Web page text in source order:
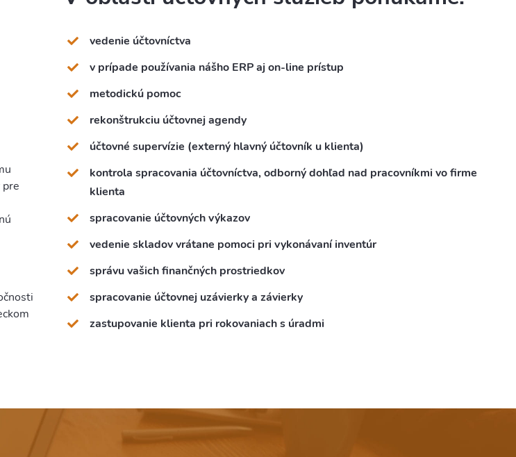
vedenie účtovníctva
v prípade používania nášho ERP aj on-line prístup
metodickú pomoc
rekonštrukciu účtovnej agendy
účtovné supervízie (externý hlavný účtovník u klienta)
kontrola spracovania účtovníctva, odborný dohľad nad pracovníkmi vo firme
klienta
spracovanie účtovných výkazov
vedenie skladov vrátane pomoci pri vykonávaní inventúr
správu vašich finančných prostriedkov
spracovanie účtovnej uzávierky a závierky
zastupovanie klienta pri rokovaniach s úradmi